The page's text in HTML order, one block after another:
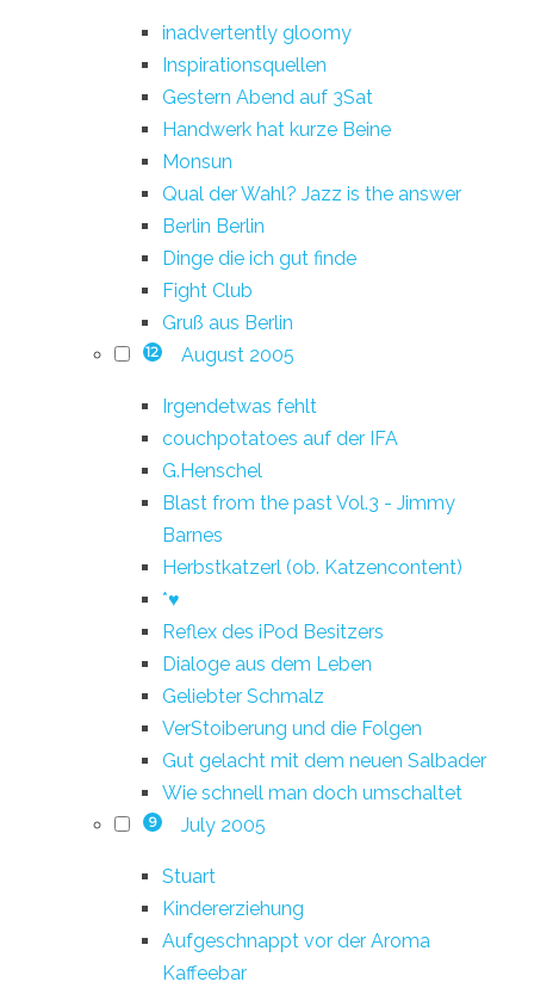
inadvertently gloomy
Inspirationsquellen
Gestern Abend auf 3Sat
Handwerk hat kurze Beine
Monsun
Qual der Wahl? Jazz is the answer
Berlin Berlin
Dinge die ich gut finde
Fight Club
Gruß aus Berlin
12 August 2005
Irgendetwas fehlt
couchpotatoes auf der IFA
G.Henschel
Blast from the past Vol.3 - Jimmy
Barnes
Herbstkatzerl (ob. Katzencontent)
*♥
Reflex des iPod Besitzers
Dialoge aus dem Leben
Geliebter Schmalz
VerStoiberung und die Folgen
Gut gelacht mit dem neuen Salbader
Wie schnell man doch umschaltet
9 July 2005
Stuart
Kindererziehung
Aufgeschnappt vor der Aroma
Kaffeebar